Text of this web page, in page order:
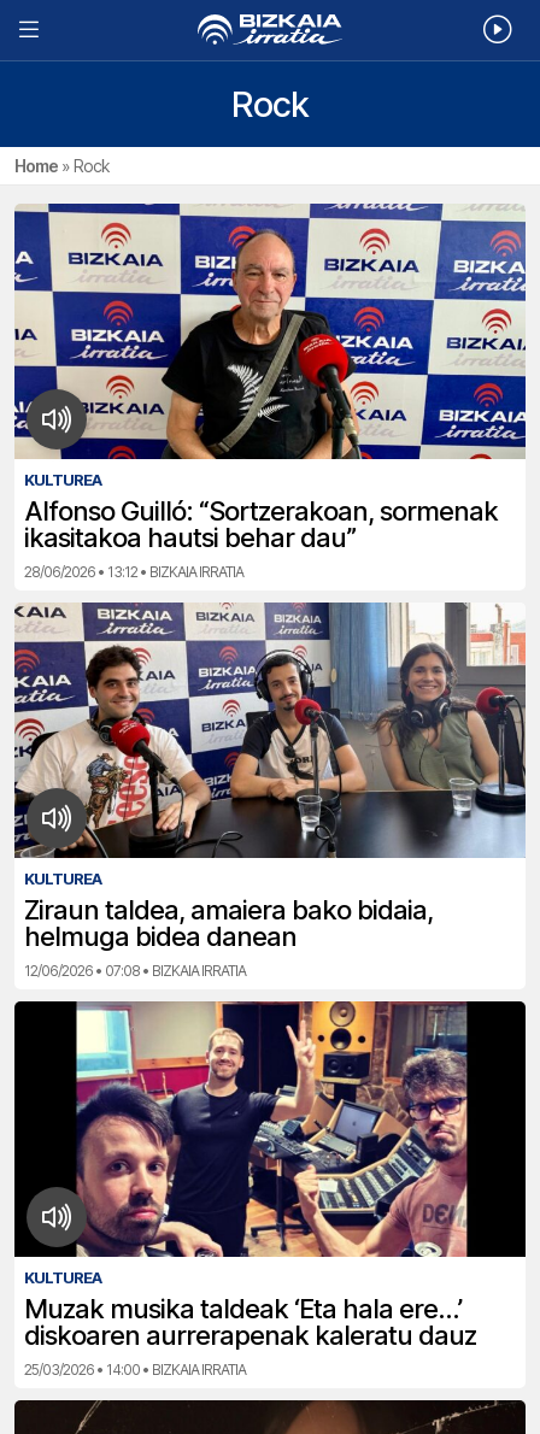
Rock
Home »Rock
KULTUREA
Alfonso Guilló: “Sortzerakoan, sormenak
ikasitakoa hautsi behar dau”
28/06/2026 • 13:12 • BIZKAIA IRRATIA
KULTUREA
Ziraun taldea, amaiera bako bidaia,
helmuga bidea danean
12/06/2026 • 07:08 • BIZKAIA IRRATIA
KULTUREA
Muzak musika taldeak ‘Eta hala ere…’
diskoaren aurrerapenak kaleratu dauz
25/03/2026 • 14:00 • BIZKAIA IRRATIA